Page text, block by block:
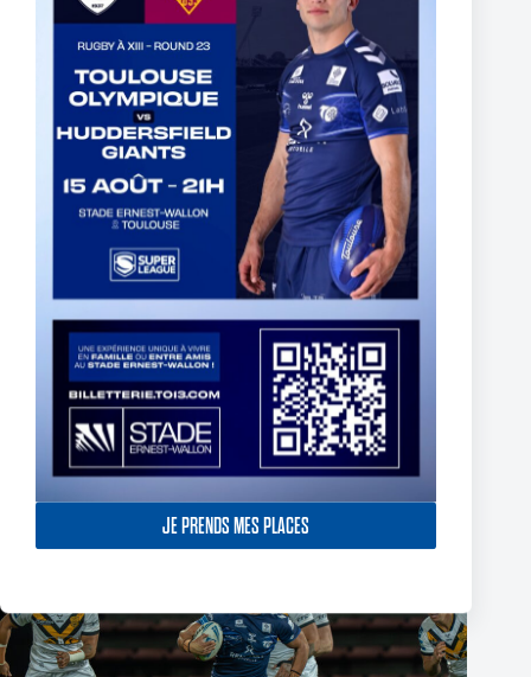
JE PRENDS MES PLACES
Fin de l’aventure Olympienne pour Reubenn Rennie
6 août 2026